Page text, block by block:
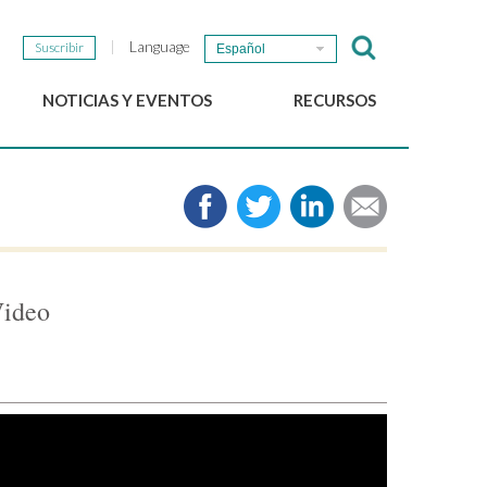
Suscribir Language Español
NOTICIAS Y EVENTOS
Newsletter del GSEF
RECURSOS
Medios de comunicación
Enlaces